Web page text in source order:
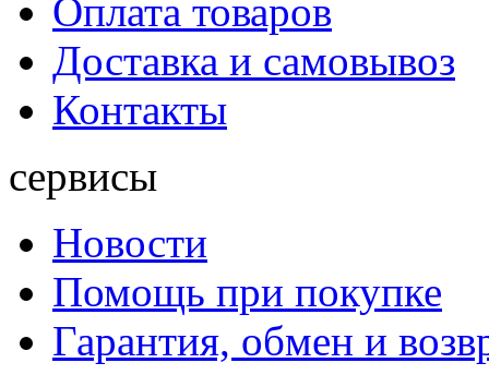
Оплата товаров
Доставка и самовывоз
Контакты
сервисы
Новости
Помощь при покупке
Гарантия, обмен и